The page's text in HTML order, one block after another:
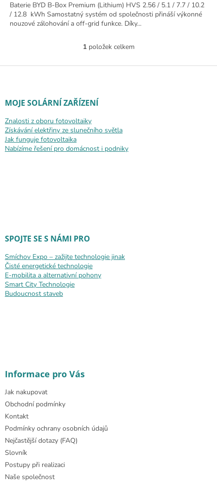
Baterie BYD B-Box Premium (Lithium) HVS 2.56 / 5.1 / 7.7 / 10.2
/ 12.8 kWh Samostatný systém od společnosti přináší výkonné
nouzové zálohování a off-grid funkce. Díky...
Ovládací prvky výpisu
1položek celkem
Zápatí
MOJE SOLÁRNÍ ZAŘÍZENÍ
Znalosti z oboru fotovoltaiky
Získávání elektřiny ze slunečního světla
Jak funguje fotovoltaika
Nabízíme řešení pro domácnost i podniky
SPOJTE SE S NÁMI PRO
Smíchov Expo – zažijte technologie jinak
Čisté energetické technologie
E-mobilita a alternativní pohony
Smart City Technologie
Budoucnost staveb
Informace pro Vás
Jak nakupovat
Obchodní podmínky
Kontakt
Podmínky ochrany osobních údajů
Nejčastější dotazy (FAQ)
Slovník
Postupy při realizaci
Naše společnost